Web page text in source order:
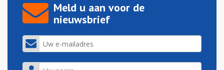
Meld u aan voor de
nieuwsbrief